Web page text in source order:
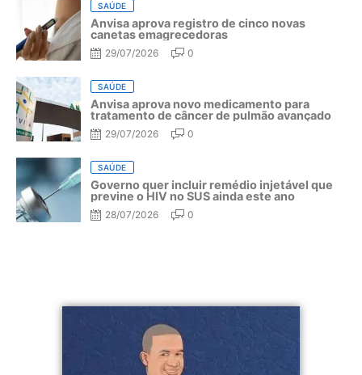
SAÚDE
Anvisa aprova registro de cinco novas
canetas emagrecedoras
29/07/2026 0
SAÚDE
Anvisa aprova novo medicamento para
tratamento de câncer de pulmão avançado
29/07/2026 0
SAÚDE
Governo quer incluir remédio injetável que
previne o HIV no SUS ainda este ano
28/07/2026 0